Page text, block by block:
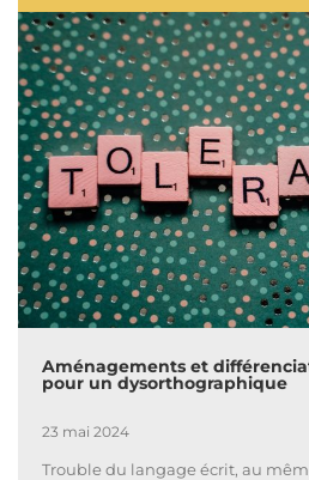
Aménagements et
pour un dysorthographique
23 mai 2024
Trouble du langage écrit, au